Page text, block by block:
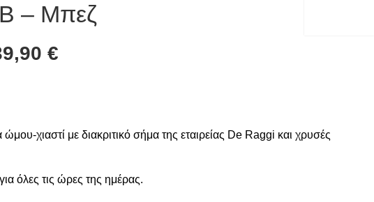
– Μπεζ
€
ώμου-χιαστί με διακριτικό σήμα της εταιρείας De Raggi και χρυσές
όλες τις ώρες της ημέρας.